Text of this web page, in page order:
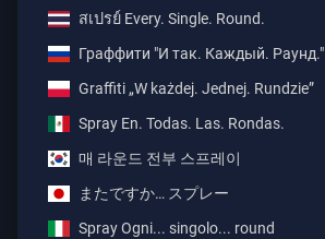
สเปรย์ Every. Single. Round.
Граффити "И так. Каждый. Раунд."
Graffiti „W każdej. Jednej. Rundzie”
Spray En. Todas. Las. Rondas.
매 라운드 전부 스프레이
またですか… スプレー
Spray Ogni... singolo... round